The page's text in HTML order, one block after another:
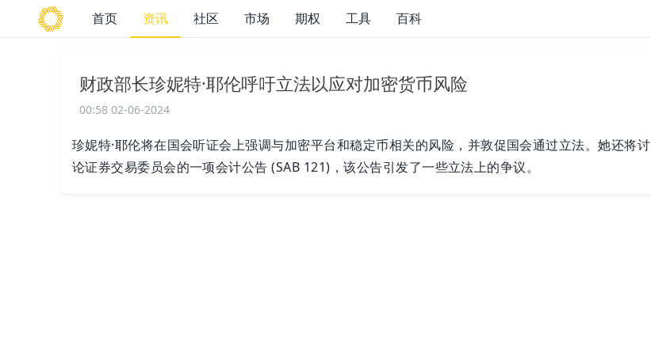
首页 资讯 社区 市场 期权 工具 百科
财政部长珍妮特·耶伦呼吁立法以应对加密货币风险
00:58 02-06-2024
珍妮特·耶伦将在国会听证会上强调与加密平台和稳定币相关的风险，并敦促国会通过立法。她还将讨
论证券交易委员会的一项会计公告 (SAB 121)，该公告引发了一些立法上的争议。